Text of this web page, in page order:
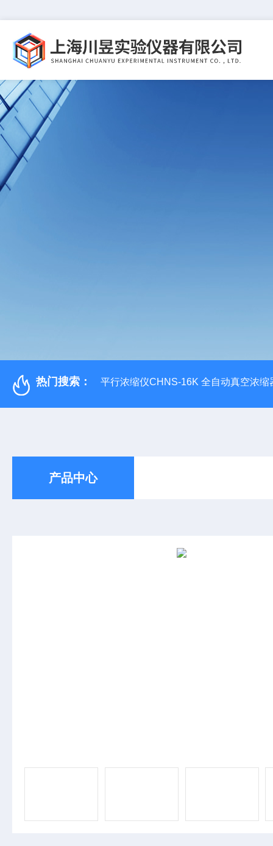
热门搜索： 平行浓缩仪CHNS-16K 全自动真空浓缩
产品中心